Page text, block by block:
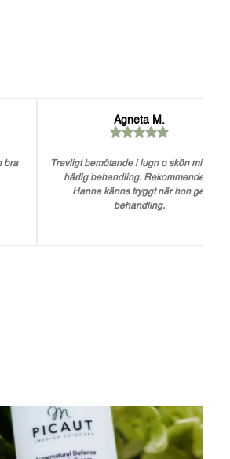
bra
Agneta M.
Trevligt bemötande i lugn o skön miljö. En
härlig behandling. Rekommenderar
Hanna känns tryggt när hon ger
behandling.
av solens härliga strålar men